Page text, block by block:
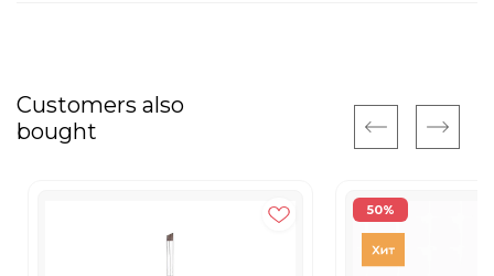
Customers also
bought
50%